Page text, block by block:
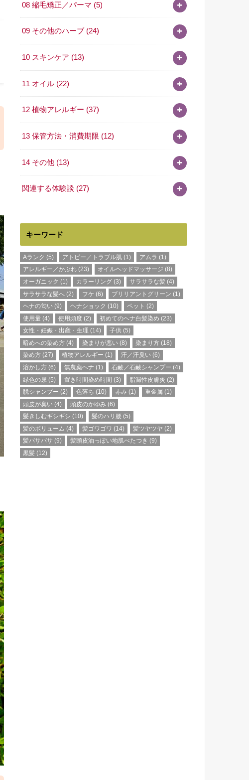
08 縮毛矯正／パーマ (5)
09 その他のハーブ (24)
10 スキンケア (13)
11 オイル (22)
12 植物アレルギー (37)
13 保管方法・消費期限 (12)
14 その他 (13)
関連する体験談 (27)
キーワード
Aランク (5) アトピー／トラブル肌 (1) アムラ (1)
アレルギー／かぶれ (23) オイルヘッドマッサージ (8)
オーガニック (1) カラーリング (3) サラサラな髪 (4)
サラサラな髪へ (2) フケ (6) ブリリアントグリーン (1)
ヘナの匂い (9) ヘナショック (10) ペット (2)
使用量 (4) 使用頻度 (2) 初めてのヘナ白髪染め (23)
女性・妊娠・出産・生理 (14) 子供 (5)
暗めへの染め方 (4) 染まりが悪い (8) 染まり方 (18)
染め方 (27) 植物アレルギー (1) 汗／汗臭い (6)
溶かし方 (6) 無農薬ヘナ (1) 石鹸／石鹸シャンプー (4)
緑色の尿 (5) 置き時間染め時間 (3) 脂漏性皮膚炎 (2)
脱シャンプー (2) 色落ち (10) 赤み (1) 重金属 (1)
頭皮が臭い (4) 頭皮のかゆみ (6)
髪きしむギシギシ (10) 髪のハリ腰 (5)
髪のボリューム (4) 髪ゴワゴワ (14) 髪ツヤツヤ (2)
髪バサバサ (9) 髪頭皮油っぽい地肌べたつき (9)
黒髪 (12)